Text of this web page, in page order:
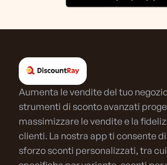
Aumenta le vendite del tuo
strumenti di sconto avanzati
massimizzare le vendite e la
clienti. La nostra app ti consente
sforzo sconti personalizzati, tra